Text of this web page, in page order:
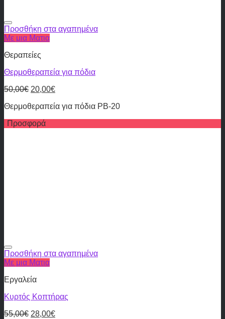
Προσθήκη στα αγαπημένα
Με μια Ματια
Θεραπείες
Θερμοθεραπεία για πόδια
50,00€ 20,00€
Θερμοθεραπεία για πόδια PB-20
Προσφορά
Προσθήκη στα αγαπημένα
Με μια Ματια
Εργαλεία
Κυρτός Κοπτήρας
55,00€ 28,00€